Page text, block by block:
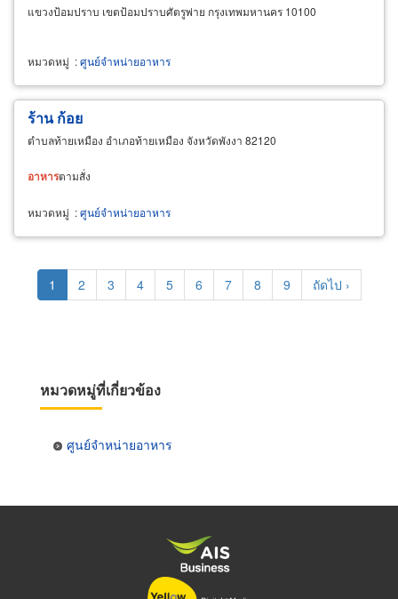
แขวงป้อมปราบ เขตป้อมปราบศัตรูพ่าย กรุงเทพมหานคร 10100
หมวดหมู่ :ศูนย์จำหน่ายอาหาร
ร้าน ก้อย
ตำบลท้ายเหมือง อำเภอท้ายเหมือง จังหวัดพังงา 82120
อาหารตามสั่ง
หมวดหมู่ :ศูนย์จำหน่ายอาหาร
Pagination
Current
page
1 Page
2 Page
3 Page
4 Page
5 Page
6 Page
7 Page
8 Page
9
Next
page
ถัดไป ›
หมวดหมู่ที่เกี่ยวข้อง
ศูนย์จำหน่ายอาหาร